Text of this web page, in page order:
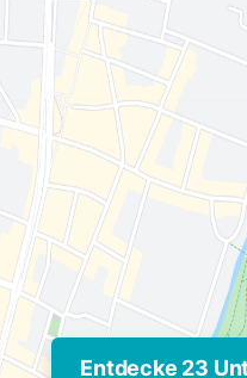
Entdecke 23